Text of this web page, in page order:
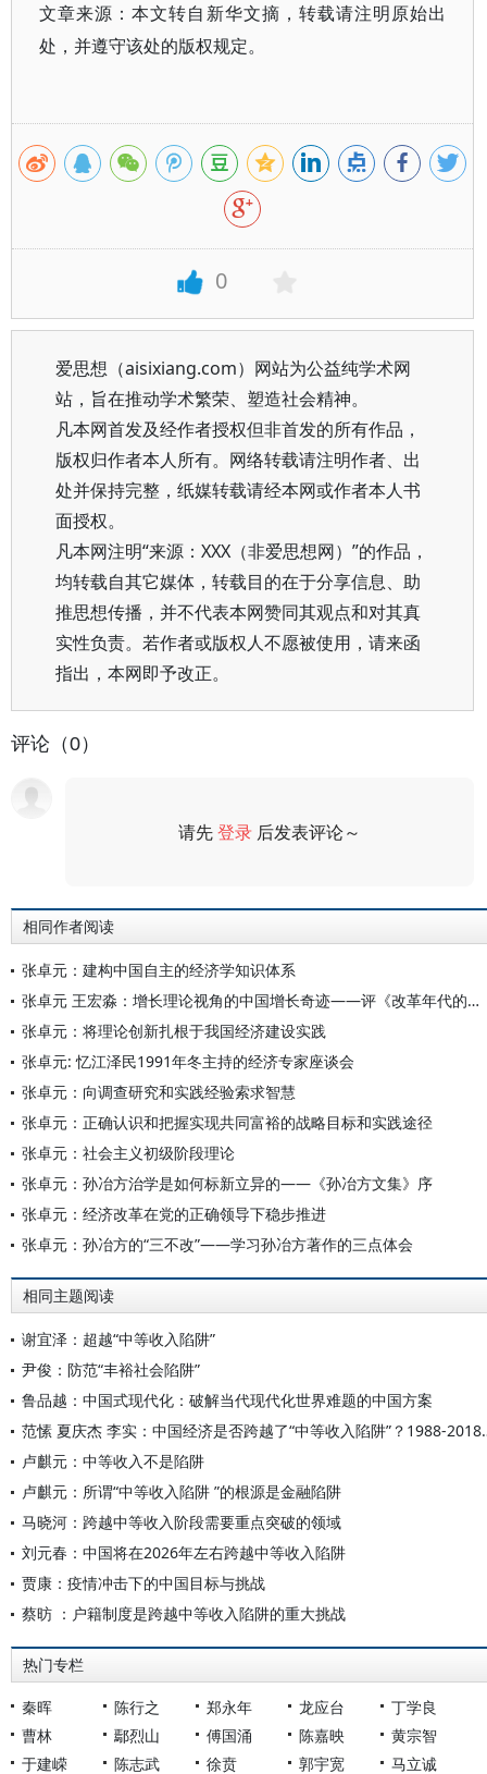
文章来源：本文转自新华文摘，转载请注明原始出
处，并遵守该处的版权规定。
0
爱思想（aisixiang.com）网站为公益纯学术网
站，旨在推动学术繁荣、塑造社会精神。
凡本网首发及经作者授权但非首发的所有作品，
版权归作者本人所有。网络转载请注明作者、出
处并保持完整，纸媒转载请经本网或作者本人书
面授权。
凡本网注明“来源：XXX（非爱思想网）”的作品，
均转载自其它媒体，转载目的在于分享信息、助
推思想传播，并不代表本网赞同其观点和对其真
实性负责。若作者或版权人不愿被使用，请来函
指出，本网即予改正。
评论（0）
请先登录 后发表评论～
相同作者阅读
张卓元：建构中国自主的经济学知识体系
张卓元 王宏淼：增长理论视角的中国增长奇迹——评《改革年代的经济增长与结构变迁》
张卓元：将理论创新扎根于我国经济建设实践
张卓元: 忆江泽民1991年冬主持的经济专家座谈会
张卓元：向调查研究和实践经验索求智慧
张卓元：正确认识和把握实现共同富裕的战略目标和实践途径
张卓元：社会主义初级阶段理论
张卓元：孙冶方治学是如何标新立异的——《孙冶方文集》序
张卓元：经济改革在党的正确领导下稳步推进
张卓元：孙冶方的“三不改”——学习孙冶方著作的三点体会
相同主题阅读
谢宜泽：超越“中等收入陷阱”
尹俊：防范“丰裕社会陷阱”
鲁品越：中国式现代化：破解当代现代化世界难题的中国方案
范愫 夏庆杰 李实：中国
卢麒元：中等收入不是陷阱
卢麒元：所谓“中等收入陷阱 ”的根源是金融陷阱
马晓河：跨越中等收入阶段需要重点突破的领域
刘元春：中国将在2026年左右跨越中等收入陷阱
贾康：疫情冲击下的中国目标与挑战
蔡昉 ：户籍制度是跨越中等收入陷阱的重大挑战
热门专栏
秦晖 陈行之 郑永年 龙应台
丁学良
曹林
鄢烈山 傅国涌 陈嘉映
黄宗智
于建嵘
陈志武 徐贲 郭宇宽 马立诚